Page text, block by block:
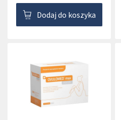
Dodaj do koszyka